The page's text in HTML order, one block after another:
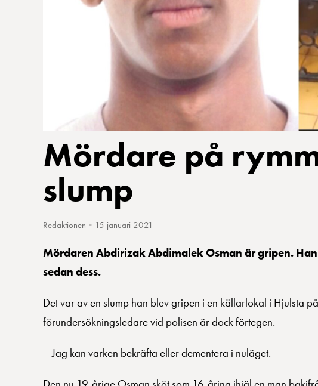
Mördare på
slump
Redaktionen • 15 januari 2021
Mördaren Abdirizak Abdimalek Osman är gripen.
sedan dess.
Det var av en slump han blev gripen i en källarlokal i Hjulsta
förundersökningsledare vid polisen är dock förtegen.
– Jag kan varken bekräfta eller dementera i nuläget.